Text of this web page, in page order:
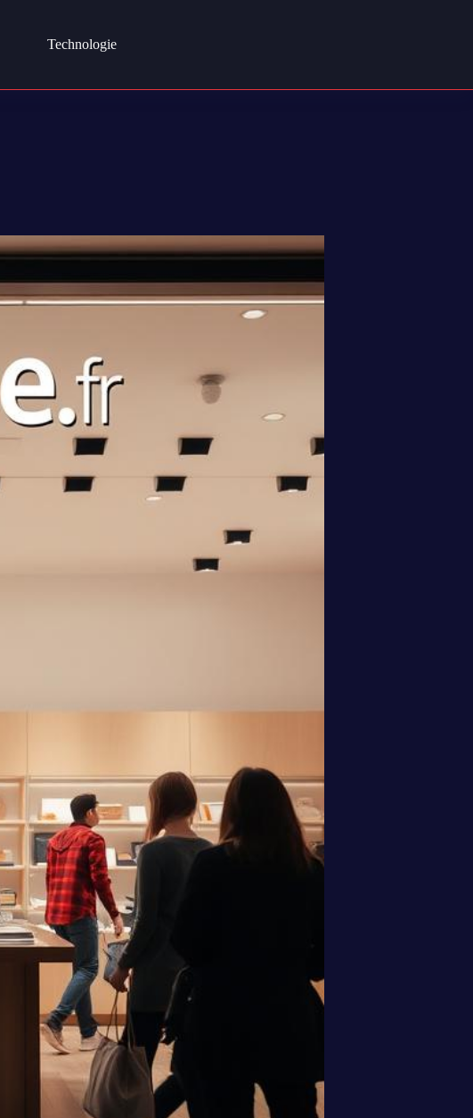
Technologie